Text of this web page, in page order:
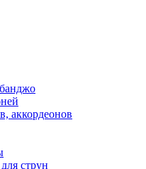
аккордеонов
струн